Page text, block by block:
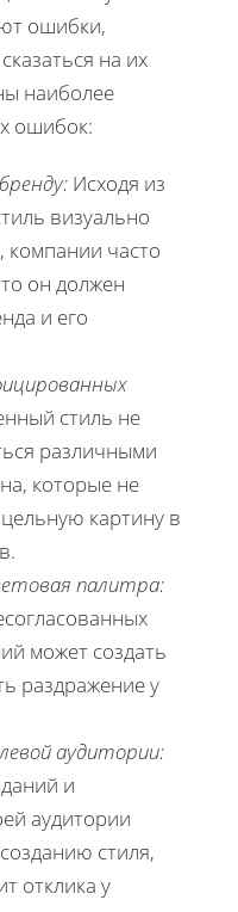
ошибки,
на их
наиболее
ошибок:
Исходя из
визуально
компании часто
он должен
и его
стиль не
различными
которые не
картину в
палитра:
может создать
раздражение у
аудитории:
и
аудитории
стиля,
отклика у